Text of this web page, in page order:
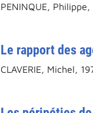
PENINQUE, Philippe,
Le rapport des
CLAVERIE, Michel,